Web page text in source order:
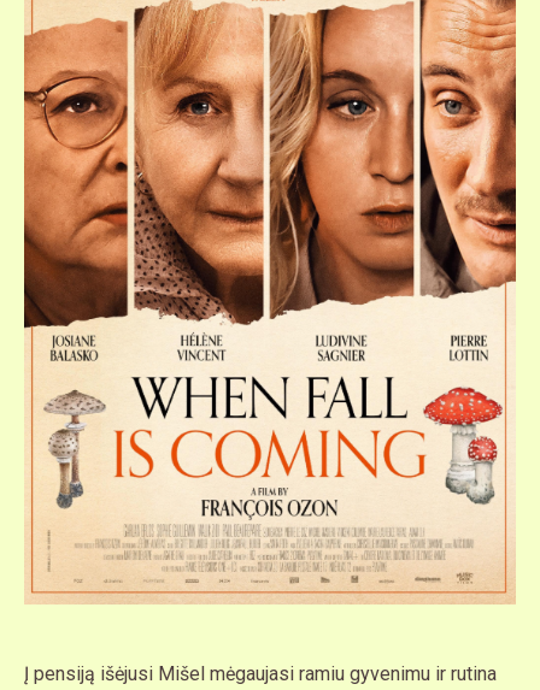
Į pensiją išėjusi Mišel mėgaujasi ramiu gyvenimu ir rutina